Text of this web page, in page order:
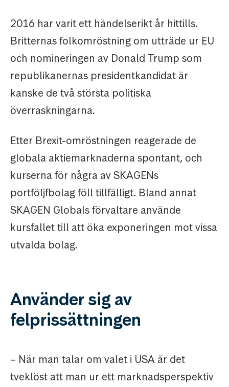
2016 har varit ett händelserikt år hittills.
Britternas folkomröstning om utträde ur EU
och nomineringen av Donald Trump som
republikanernas presidentkandidat är
kanske de två största politiska
överraskningarna.
Etter Brexit-omröstningen reagerade de
globala aktiemarknaderna spontant, och
kurserna för några av SKAGENs
portföljfbolag föll tillfälligt. Bland annat
SKAGEN Globals förvaltare använde
kursfallet till att öka exponeringen mot vissa
utvalda bolag.
Använder sig av
felprissättningen
– När man talar om valet i USA är det
tveklöst att man ur ett marknadsperspektiv